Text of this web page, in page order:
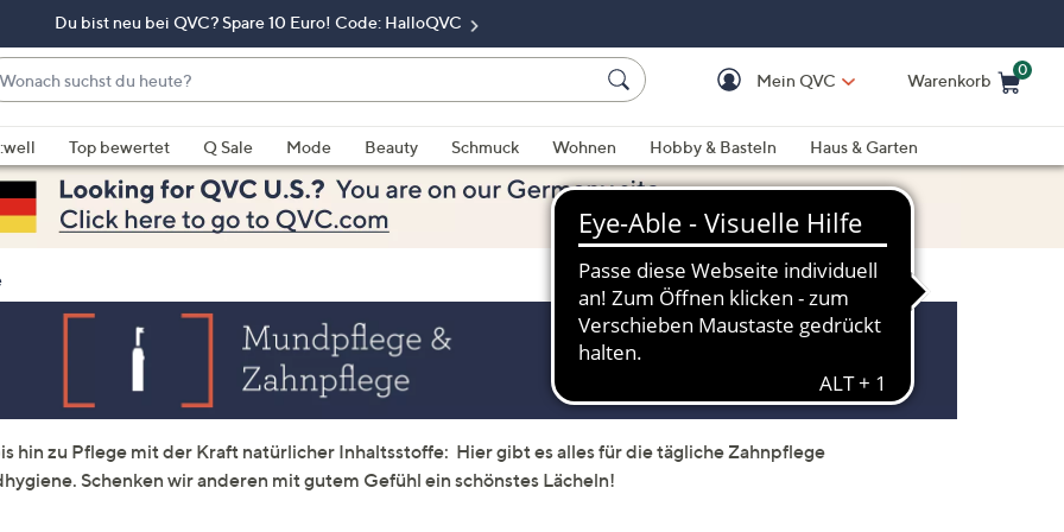
Du bist neu bei QVC? Spare 10 Euro! Code: HalloQVC
Mein QVC Warenkorb
0
Top bewertet Q Sale Mode Beauty Schmuck Wohnen Hobby & Basteln
Haus & Garten
hin zu Pflege mit der Kraft natürlicher Inhaltsstoffe: Hier gibt es alles für die tägliche Zahnpflege
Schenken wir anderen mit gutem Gefühl ein schönstes Lächeln!